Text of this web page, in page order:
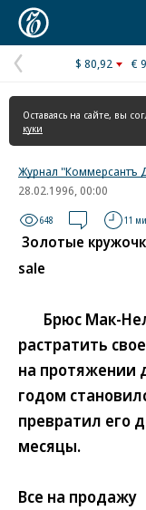
Предыдущая
страница
$ 80,92 €
Оставаясь на сайте, вы
куки
Журнал "Коммерсантъ
28.02.1996, 00:00
648 11
Золотые
sale
Брюс Мак-
растратить
на протяжении
годом
превратил его
месяцы.
Все на продажу